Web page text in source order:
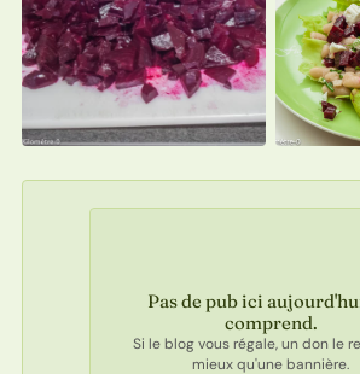
Pas de pub ici
comprend.
Si le blog vous régale, un don le
mieux qu'une bannière.